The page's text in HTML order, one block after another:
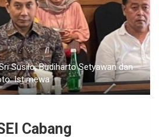
Susilo, Budiharto Setyawan dan
Istimewa
Cabang